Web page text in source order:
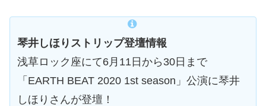
琴井しほりストリップ登壇情報
浅草ロック座にて6月11日から30日まで
「EARTH BEAT 2020 1st season」公演に琴井
しほりさんが登壇！